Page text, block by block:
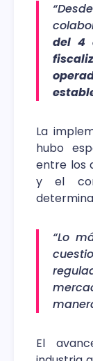
del 4
La
hubo
entre los
y el
“Lo
El